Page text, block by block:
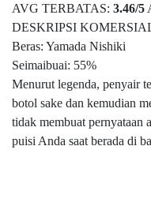
AVG TERBATAS: 3.46/5
DESKRIPSI
Beras: Yamada Nishiki
Seimaibuai: 55%
Menurut legenda, penyair
botol sake dan kemudian
tidak membuat pernyataan
puisi Anda saat berada di